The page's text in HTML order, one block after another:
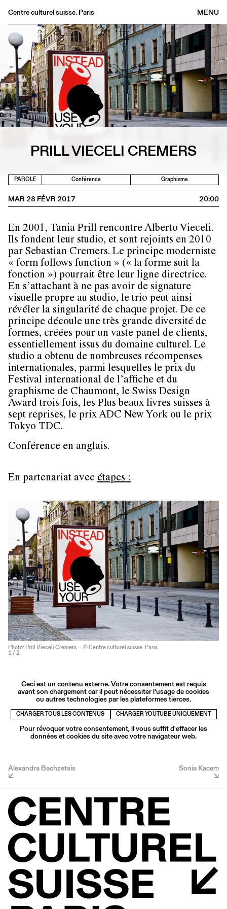
MENU
Centre culturel suisse. Paris
Agenda
Librairie
Buvette
Archives
Médiathèque
Éditions
Informations
ENPRILL VIECELI CREMERS
PAROLE Conférence Graphisme
MAR 28 FÉVR 2017 20:00
En 2001, Tania Prill rencontre Alberto Vieceli.
Ils fondent leur studio, et sont rejoints en 2010
par Sebastian Cremers. Le principe moderniste
« form follows function » (« la forme suit la
fonction ») pourrait être leur ligne directrice.
En s’attachant à ne pas avoir de signature
visuelle propre au studio, le trio peut ainsi
révéler la singularité de chaque projet. De ce
principe découle une très grande diversité de
formes, créées pour un vaste panel de clients,
essentiellement issus du domaine culturel. Le
studio a obtenu de nombreuses récompenses
internationales, parmi lesquelles le prix du
Festival international de l’affiche et du
graphisme de Chaumont, le Swiss Design
Award trois fois, les Plus beaux livres suisses à
sept reprises, le prix ADC New York ou le prix
Tokyo TDC.
Conférence en anglais.
En partenariat avec étapes :
Photo: Prill Vieceli Cremers — © Centre culturel suisse. Paris
1 / 2
Ceci est un contenu externe. Votre consentement est requis
avant son chargement car il peut nécessiter l'usage de cookies
ou autres technologies par les plateformes tierces.
CHARGER TOUS LES CONTENUS CHARGER YOUTUBE UNIQUEMENT
Pour révoquer votre consentement, il vous suffit d'effacer les
données et cookies du site avec votre navigateur web.
Alexandra Bachzetsis Sonia Kacem